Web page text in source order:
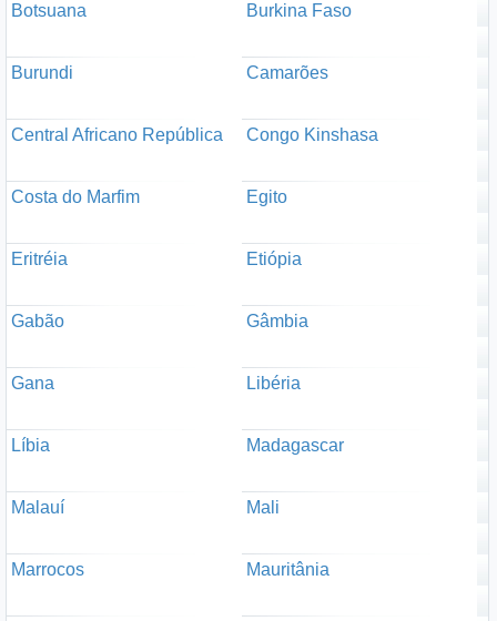
Botsuana Burkina Faso
Burundi Camarões
Central Africano República Congo Kinshasa
Costa do Marfim Egito
Eritréia Etiópia
Gabão Gâmbia
Gana Libéria
Líbia Madagascar
Malauí Mali
Marrocos Mauritânia